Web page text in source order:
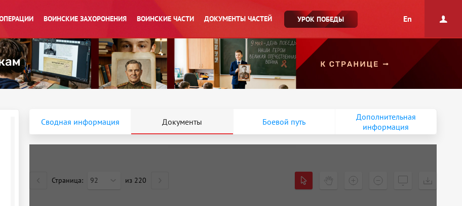
ВОИНСКИЕ ЗАХОРОНЕНИЯ ВОИНСКИЕ ЧАСТИ ДОКУМЕНТЫ ЧАСТЕЙ УРОК ПОБЕДЫ En
Сводная информация Документы Боевой путь
Дополнительная
информация
Страница: 92 из 220